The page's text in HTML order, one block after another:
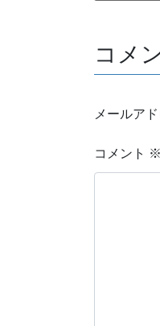
コメ
メールア
コメント ※